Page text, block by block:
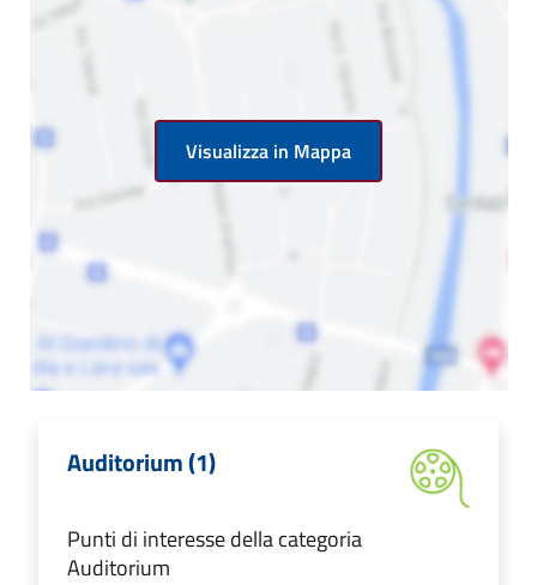
Visualizza in Mappa
Auditorium (1)
Punti di interesse della categoria
Auditorium